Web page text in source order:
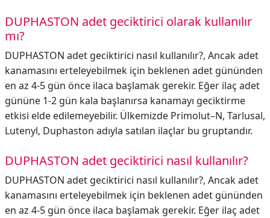
DUPHASTON adet geciktirici olarak kullanılır
mı?
DUPHASTON adet geciktirici nasıl kullanılır?, Ancak adet
kanamasını erteleyebilmek için beklenen adet gününden
en az 4-5 gün önce ilaca başlamak gerekir. Eğer ilaç adet
gününe 1-2 gün kala başlanırsa kanamayı geciktirme
etkisi elde edilemeyebilir. Ülkemizde Primolut–N, Tarlusal,
Lutenyl, Duphaston adıyla satılan ilaçlar bu gruptandır.
DUPHASTON adet geciktirici nasıl kullanılır?
DUPHASTON adet geciktirici nasıl kullanılır?, Ancak adet
kanamasını erteleyebilmek için beklenen adet gününden
en az 4-5 gün önce ilaca başlamak gerekir. Eğer ilaç adet